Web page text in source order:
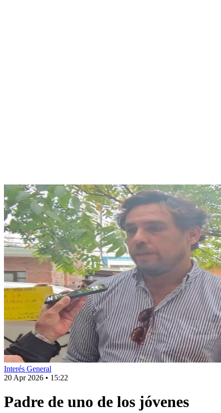
Interés General
20 Apr 2026 • 15:22
Padre de uno de los jóvenes